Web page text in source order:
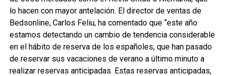
lo hacen con mayor antelación. El director de ventas de
Bedsonline, Carlos Feliu, ha comentado que “este año
estamos detectando un cambio de tendencia considerable
en el hábito de reserva de los españoles, que han pasado
de reservar sus vacaciones de verano a último minuto a
realizar reservas anticipadas. Estas reservas anticipadas,